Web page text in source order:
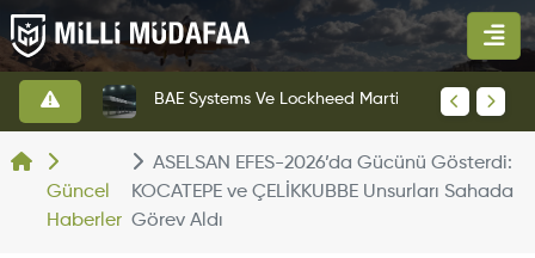
Güncel
Haberler
ASELSAN EFES-2026’da Gücünü Gösterdi:
KOCATEPE ve ÇELİKKUBBE Unsurları Sahada
Görev Aldı